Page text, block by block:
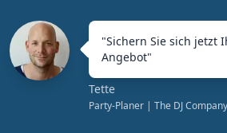
"Sichern Sie sich jetzt
Angebot"
Tette
Party-Planer | The DJ Company